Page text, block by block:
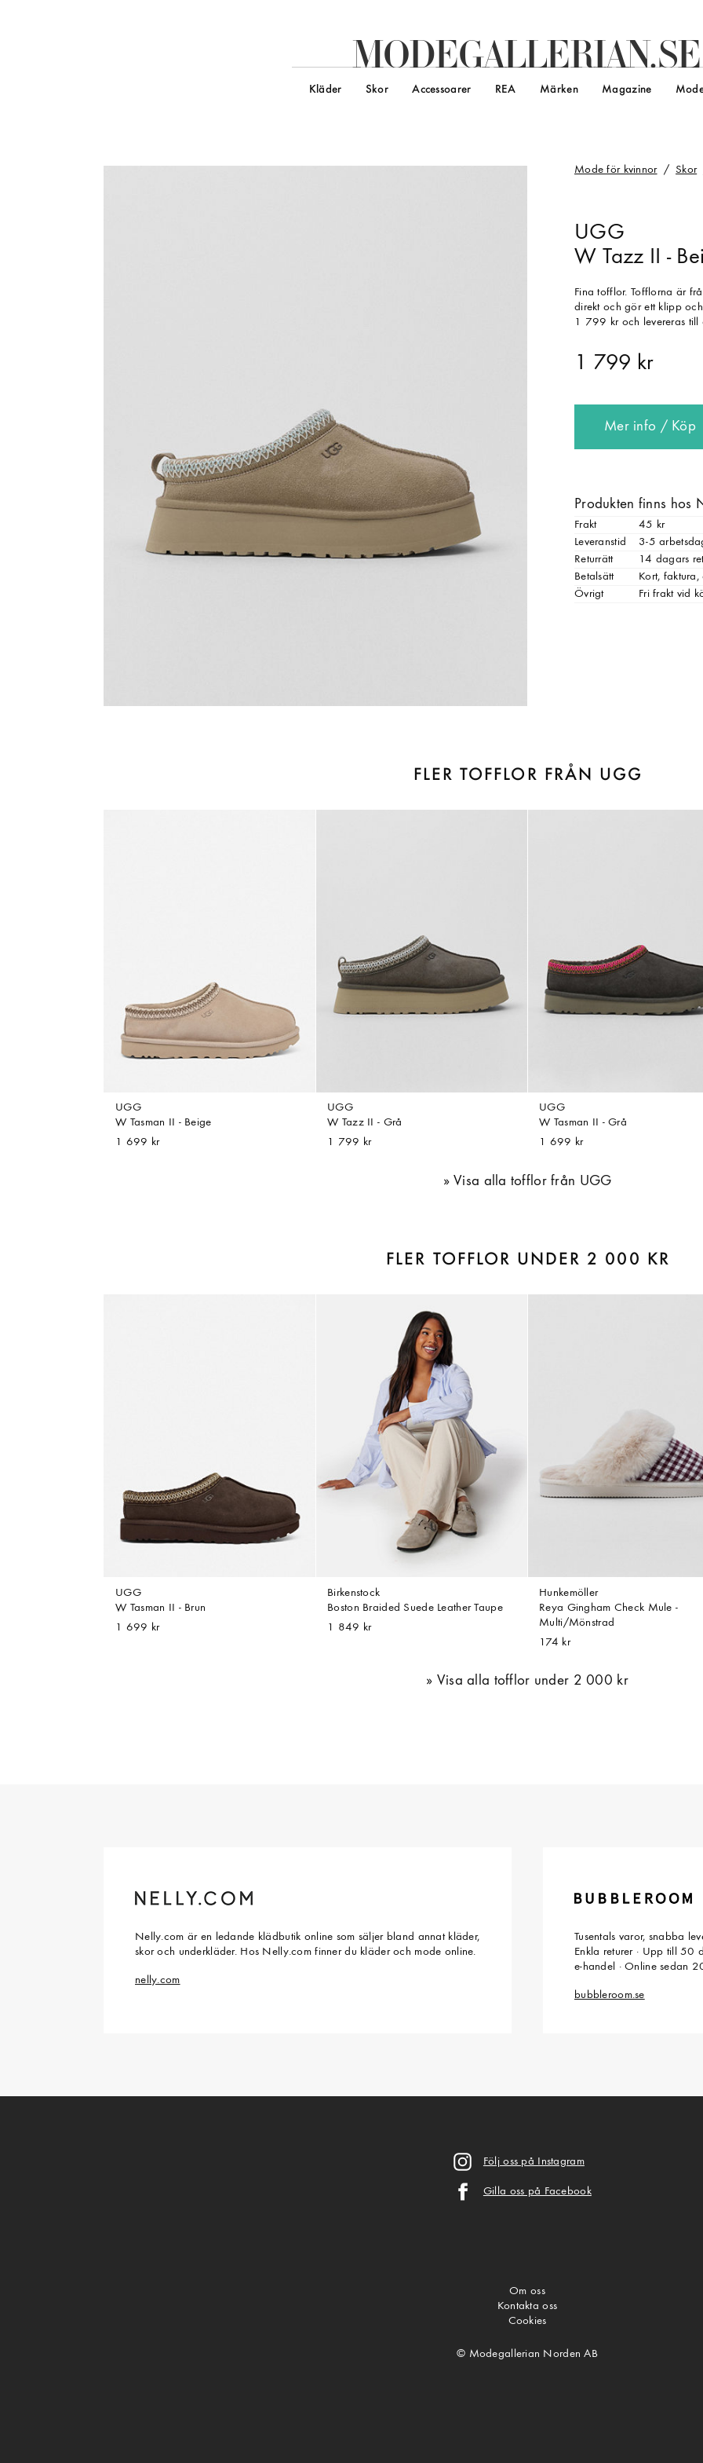
MODEGALLERIAN.SE
Kläder Skor Accessoarer REA Märken Magazine
Mode för kvinnor Skor
UGG
W Tazz II -
Fina tofflor. Tofflorna är
direkt och gör ett klipp
1 799 kr och levereras
1 799 kr
Mer info / Köp
Produkten finns hos
Frakt
45 kr
Leveranstid
3-5
Returrätt
14 dagars
Betalsätt
Kort,
Övrigt
Fri frakt vid
FLER TOFFLOR FRÅN UGG
UGG
W Tasman II - Beige
1 699 kr
UGG
W Tazz II - Grå
1 799 kr
UGG
W Tasman II - Grå
1 699 kr
Visa alla tofflor från UGG
FLER TOFFLOR UNDER 2 000 KR
UGG
W Tasman II - Brun
1 699 kr
Birkenstock
Boston Braided Suede Leather Taupe
1 849 kr
Hunkemöller
Reya Gingham Check Mule -
Multi/Mönstrad
174 kr
Visa alla tofflor under 2 000 kr
Nelly.com är en ledande klädbutik online som säljer bland annat kläder,
skor och underkläder. Hos Nelly.com finner du kläder och mode online.
nelly.com
Tusentals varor, snabba
Enkla returer · Upp till 50
e-handel · Online sedan
bubbleroom.se
Följ oss på Instagram
Gilla oss på Facebook
Om oss
Kontakta oss
Cookies
© Modegallerian Norden AB